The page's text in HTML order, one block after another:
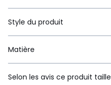
Style du produit
Matière
Selon les avis ce produit taille